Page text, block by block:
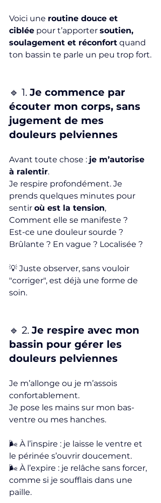
Voici une routine douce et
ciblée pour t’apporter soutien,
soulagement et réconfort quand
ton bassin te parle un peu trop fort.
🔹 1. Je commence par
écouter mon corps, sans
jugement de mes
douleurs pelviennes
Avant toute chose : je m’autorise
à ralentir.
Je respire profondément. Je
prends quelques minutes pour
sentir où est la tension,
Comment elle se manifeste ?
Est-ce une douleur sourde ?
Brûlante ? En vague ? Localisée ?
💡 Juste observer, sans vouloir
"corriger", est déjà une forme de
soin.
🔹 2. Je respire avec mon
bassin pour gérer les
douleurs pelviennes
Je m’allonge ou je m’assois
confortablement.
Je pose les mains sur mon bas-
ventre ou mes hanches.
🌬️ À l’inspire : je laisse le ventre et
le périnée s’ouvrir doucement.
🌬️ À l’expire : je relâche sans forcer,
comme si je soufflais dans une
paille.